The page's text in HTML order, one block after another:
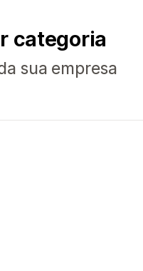
categoria
sua empresa